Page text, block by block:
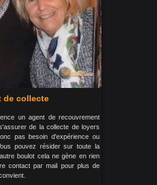
de collecte
un agent de recouvrement
de la collecte de loyers
pas besoin d'expérience ou
pouvez résider sur toute la
boulot cela ne gène en rien
contact par mail pour plus de